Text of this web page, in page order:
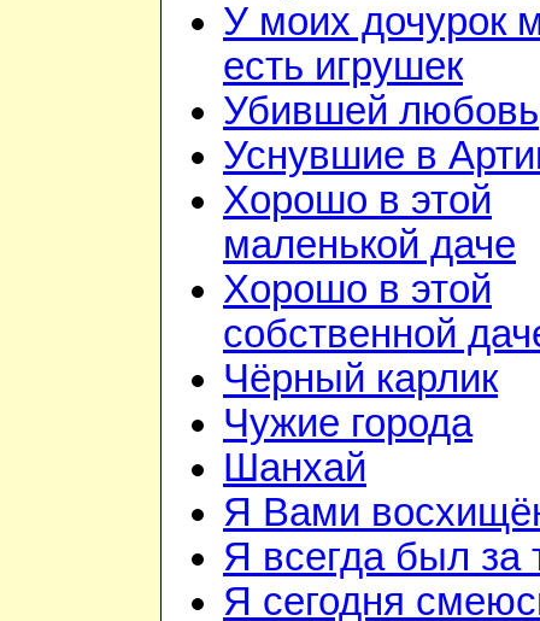
У моих дочурок
есть игрушек
Убившей любовь
Уснувшие в
Хорошо в этой
маленькой даче
Хорошо в этой
собственной
Чёрный карлик
Чужие города
Шанхай
Я Вами
Я всегда был за
Я сегодня